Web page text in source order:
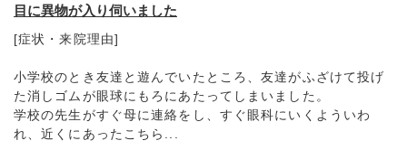
目に異物が入り伺いました
[症状・来院理由]
小学校のとき友達と遊んでいたところ、友達がふざけて投げ
た消しゴムが眼球にもろにあたってしまいました。
学校の先生がすぐ母に連絡をし、すぐ眼科にいくよういわ
れ、近くにあったこちら...